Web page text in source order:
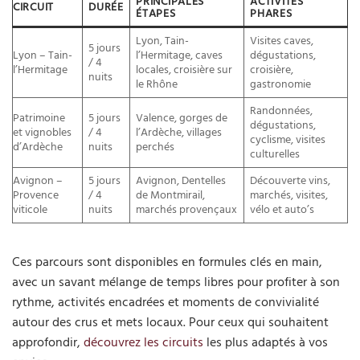
CIRCUIT DURÉE ÉTAPES PHARES
Lyon – Tain-
l’Hermitage
5 jours
/ 4
nuits
Lyon, Tain-
l’Hermitage, caves
locales, croisière sur
le Rhône
Visites caves,
dégustations,
croisière,
gastronomie
Patrimoine
et vignobles
d’Ardèche
5 jours
/ 4
nuits
Valence, gorges de
l’Ardèche, villages
perchés
Randonnées,
dégustations,
cyclisme, visites
culturelles
Avignon –
Provence
viticole
5 jours
/ 4
nuits
Avignon, Dentelles
de Montmirail,
marchés provençaux
Découverte vins,
marchés, visites,
vélo et auto’s
Ces parcours sont disponibles en formules clés en main,
avec un savant mélange de temps libres pour profiter à son
rythme, activités encadrées et moments de convivialité
autour des crus et mets locaux. Pour ceux qui souhaitent
approfondir, découvrez les circuits les plus adaptés à vos